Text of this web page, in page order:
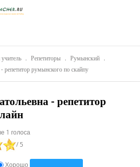
. Репетиторы . Румынский
.
репетитор румынского по скайпу
- репетитор
1 голоса
/ 5
Хорошо